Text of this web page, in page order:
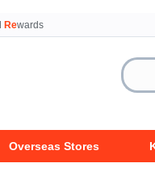
Rewards
Overseas Stores